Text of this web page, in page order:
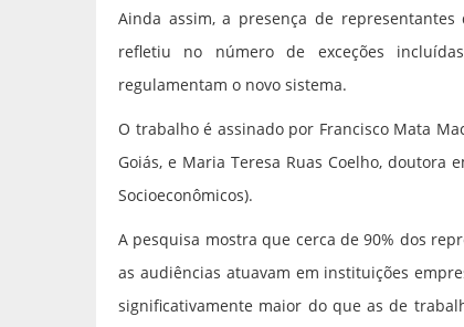
Ainda assim, a presença de
refletiu no número de exceções
regulamentam o novo sistema.
O trabalho é assinado por Francisco Mata
Goiás, e Maria Teresa Ruas Coelho, doutora
Socioeconômicos).
A pesquisa mostra que cerca de 90% dos
as audiências atuavam em instituições
significativamente maior do que as de